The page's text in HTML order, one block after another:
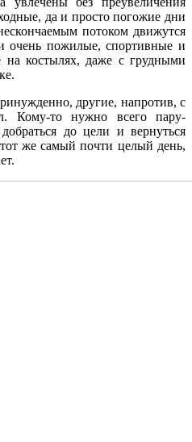
да и просто погожие дни
потоком движутся
пожилые, спортивные и
на костылях, даже с грудными
другие, напротив, с
Кому-то нужно всего пару-
до цели и вернуться
же самый почти целый день,